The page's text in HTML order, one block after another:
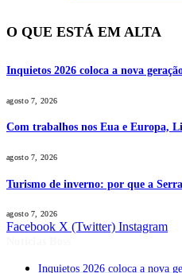
O QUE ESTÁ EM ALTA
Inquietos 2026 coloca a nova
agosto 7, 2026
Com trabalhos nos Eua e Europa,
agosto 7, 2026
Turismo de inverno: por que a
agosto 7, 2026
Facebook X (Twitter) Instagram
Inquietos 2026 coloca a nova